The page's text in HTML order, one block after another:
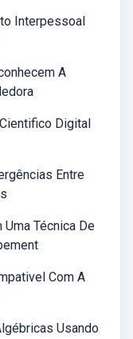
Interpessoal
A
Digital
Entre
Técnica De
Com A
Usando